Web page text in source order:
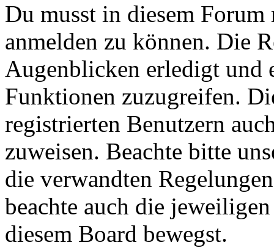
Du musst in diesem
anmelden zu können. Die
Augenblicken erledigt und
Funktionen zuzugreifen.
registrierten Benutzern
zuweisen. Beachte bitte
die verwandten
beachte auch die
diesem Board bewegst.